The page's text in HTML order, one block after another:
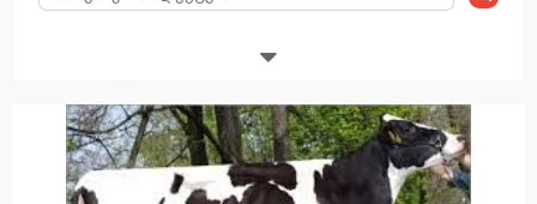
მეცხოველეობა
ხბოების გამოზრდა